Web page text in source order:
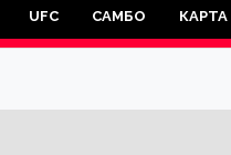
UFC САМБО